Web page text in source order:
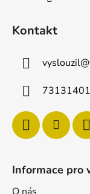
Kontakt
vyslouzil@
Informace pro